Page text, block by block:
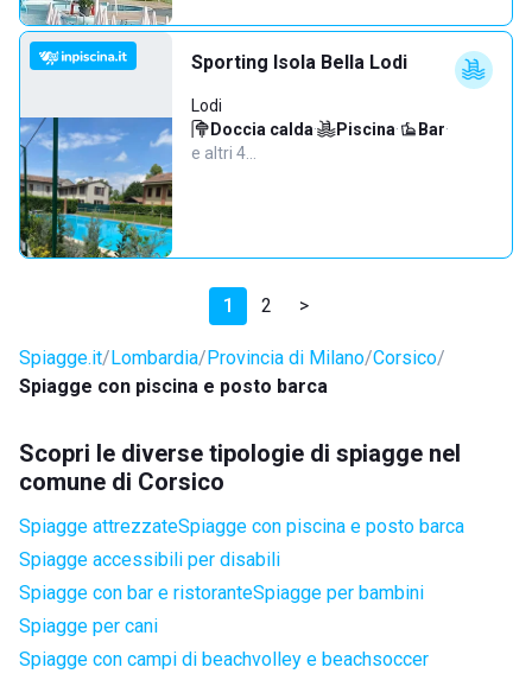
Sporting Isola Bella Lodi
Lodi
Doccia calda· Piscina· Bar·
e altri 4…
1 2 >
Spiagge.it Lombardia Provincia di Milano Corsico
Spiagge con piscina e posto barca
Scopri le diverse tipologie di spiagge nel
comune di Corsico
Spiagge attrezzateSpiagge con piscina e posto barca
Spiagge accessibili per disabili
Spiagge con bar e ristoranteSpiagge per bambini
Spiagge per cani
Spiagge con campi di beachvolley e beachsoccer